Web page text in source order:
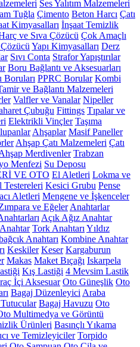
Ses Yalıtım Malzemeleri
Tuğla Çimento Beton Harcı Çatı
Kimyasalları İnşaat Temizlik
ve Sıva Çözücü Çok Amaçlı
Çözücü Yapı Kimyasalları Derz
Sıvı Conta Strafor Yapıştırılar
Boru Bağlantı ve Aksesuarları
Boruları PPRC Borular Kombi
ve Bağlantı Malzemeleri
Valfler ve Vanalar Nipeller
Çubuğu Fittings Tıpalar ve
Elektrikli Vinçler Taşıma
Ahşaplar Masif Paneller
Ahşap Çatı Malzemeleri Çatı
Merdivenler Trabzan
Menfezi Su Deposu
VE OTO El Aletleri Lokma ve
Testereleri Kesici Grubu Pense
Aletleri Mengene ve İşkenceler
ve Eğeler Anahtarlar
Açık Ağız Anahtar
Tork Anahtarı Yıldız
Anahtarı Kombine Anahtar
Keskiler Keser Kargaburun
Makas Maket Bıçağı Iskarpela
Kış Lastiği 4 Mevsim Lastik
İçi Aksesuar Oto Güneşlik Oto
Bagaj Düzenleyici Araba
Bagaj Havuzu Oto
Multimedya ve Görüntü
Ürünleri Basınçlı Yıkama
ve Temizleyiciler Torpido